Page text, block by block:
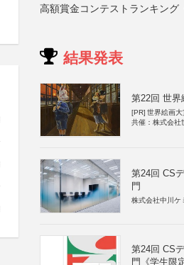
高額賞金コンテストランキング
結果発表
第22回 世界
[PR] 世界絵画
共催：株式会社
第24回 CS
門
株式会社中川ケ
第24回 CS
門《学生限